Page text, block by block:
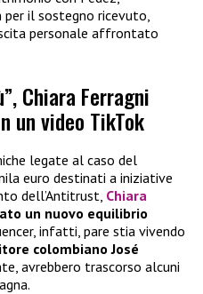
per il sostegno ricevuto,
personale affrontato
Chiara Ferragni
un video TikTok
legate al caso del
euro destinati a iniziative
dell’Antitrust, Chiara
un nuovo equilibrio
infatti, pare stia vivendo
colombiano José
avrebbero trascorso alcuni